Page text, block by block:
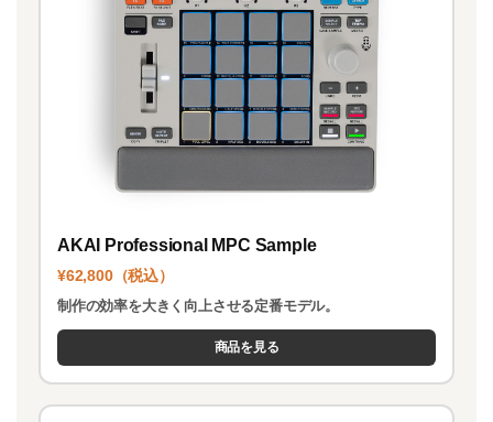
AKAI Professional MPC Sample
¥62,800（税込）
制作の効率を大きく向上させる定番モデル。
商品を見る